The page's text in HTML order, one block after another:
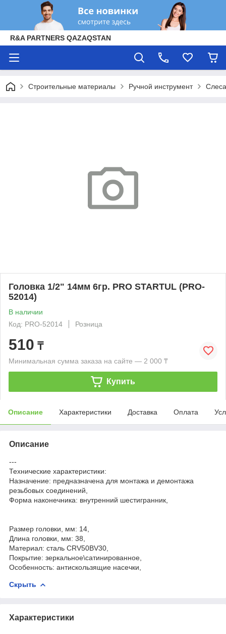
R&A PARTNERS QAZAQSTAN
Строительные материалы Ручной инструмент
Головка 1/2" 14мм 6гр. PRO STARTUL (PRO-
52014)
В наличии
Код: PRO-52014
Розница
510 ₸
Минимальная сумма заказа на сайте — 2 000 ₸
Купить
Описание Характеристики Доставка Оплата
Описание
---
Технические характеристики:
Назначение: предназначена для монтажа и демонтажа
резьбовых соединений,
Форма наконечника: внутренний шестигранник,
Размер головки, мм: 14,
Длина головки, мм: 38,
Материал: сталь CRV50BV30,
Покрытие: зеркальное\сатинированное,
Особенность: антискользящие насечки,
Скрыть
Характеристики